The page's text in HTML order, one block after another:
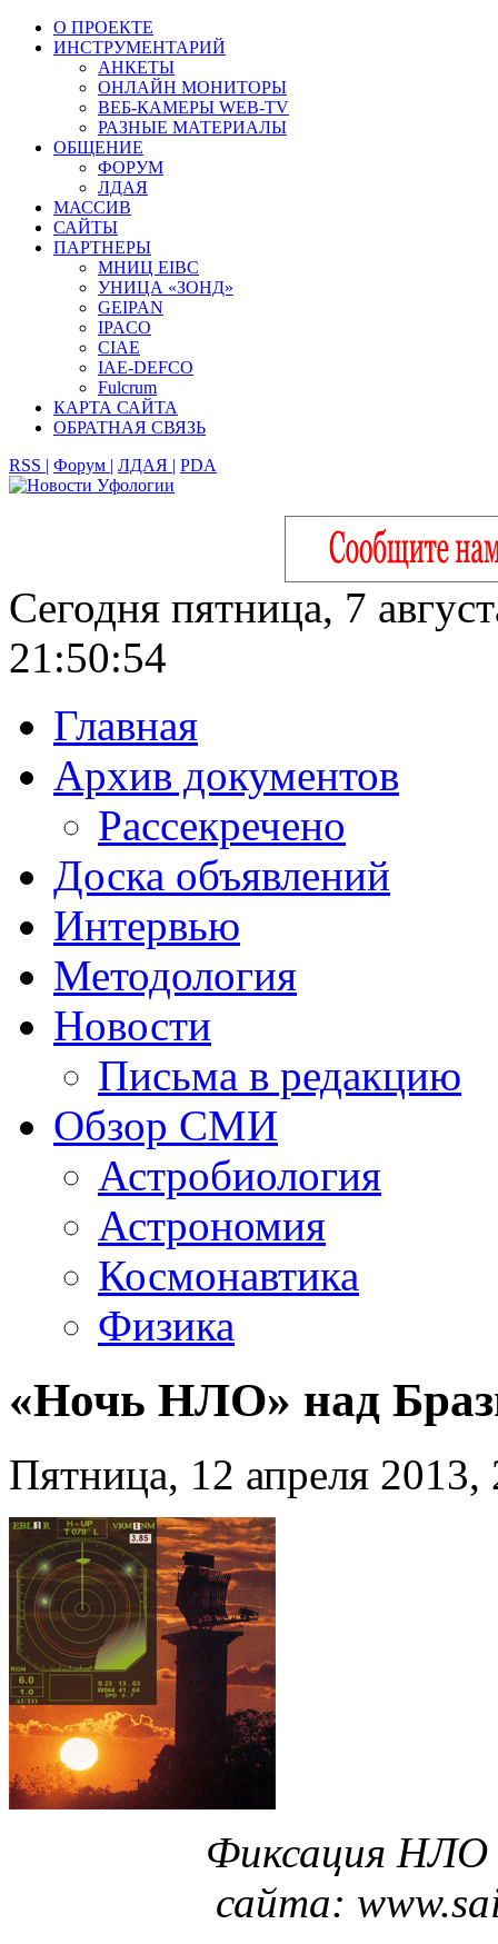
О ПРОЕКТЕ
ИНСТРУМЕНТАРИЙ
АНКЕТЫ
ОНЛАЙН МОНИТОРЫ
ВЕБ-КАМЕРЫ WEB-TV
РАЗНЫЕ МАТЕРИАЛЫ
ОБЩЕНИЕ
ФОРУМ
ЛДАЯ
МАССИВ
САЙТЫ
ПАРТНЕРЫ
МНИЦ EIBC
УНИЦА «ЗОНД»
GEIPAN
IPACO
CIAE
IAE-DEFCO
Fulcrum
КАРТА САЙТА
ОБРАТНАЯ СВЯЗЬ
RSS | Форум | ЛДАЯ | PDA
Сегодня пятница, 7
21:50:55
Главная
Архив документов
Рассекречено
Доска объявлений
Интервью
Методология
Новости
Письма в редакцию
Обзор СМИ
Астробиология
Астрономия
Космонавтика
Физика
«Ночь НЛО» над
Пятница, 12 апреля 2013,
Фиксация НЛО
сайта: